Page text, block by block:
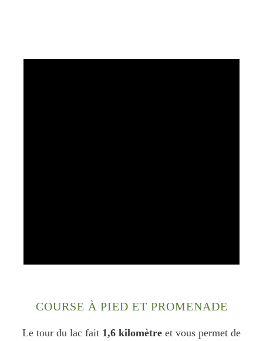
COURSE À PIED ET PROMENADE
Le tour du lac fait 1,6 kilomètre et vous permet de